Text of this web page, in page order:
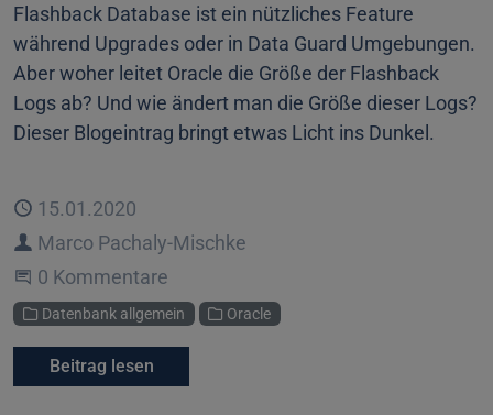
Flashback Database ist ein nützliches Feature
während Upgrades oder in Data Guard Umgebungen.
Aber woher leitet Oracle die Größe der Flashback
Logs ab? Und wie ändert man die Größe dieser Logs?
Dieser Blogeintrag bringt etwas Licht ins Dunkel.
Veröffentlicht
15.01.2020
Autor
Marco Pachaly-Mischke
Beginne eine Unterhaltung
0 Kommentare
Kategorien
Datenbank allgemein Oracle
Beitrag lesen